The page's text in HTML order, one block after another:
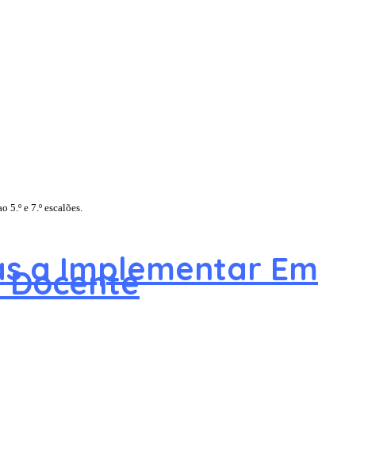
5.º e 7.º escalões.
a Implementar Em
Docente